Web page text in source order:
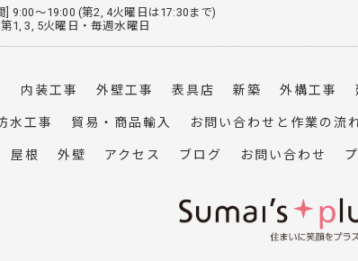
] 9:00～19:00 (第2, 4火曜日は17:30まで)
第1, 3, 5火曜日・毎週水曜日
内装工事 外壁工事 表具店 新築 外構工事
水工事 貿易・商品輸入 お問い合わせと作業の流
屋根 外壁 アクセス ブログ お問い合わせ